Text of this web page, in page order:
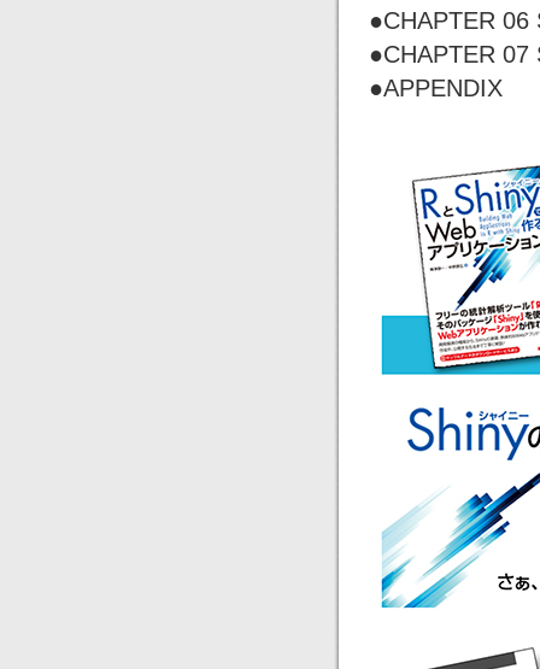
●CHAPTER 06
●CHAPTER 07
●APPENDIX